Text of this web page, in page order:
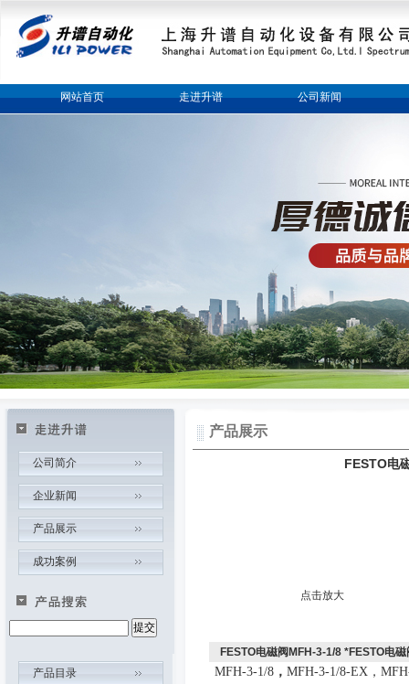
网站首页 走进升谱 公司新闻
公司简介
企业新闻
产品展示
成功案例
产品目录
产品展示
FESTO电
点击放大
FESTO电磁阀MFH-3-1/8 *FESTO电磁
MFH-3-1/8， MFH-3-1/8-EX，